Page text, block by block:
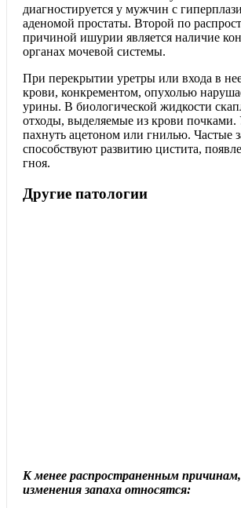
диагностируется у мужчин с
аденомой простаты. Второй по
причиной ишурии является наличие
органах мочевой системы.
При перекрытии уретры или входа в
крови, конкрементом, опухолью
урины. В биологической жидкости
отходы, выделяемые из крови почками.
пахнуть ацетоном или гнилью. Частые
способствуют развитию цистита,
гноя.
Другие патологии
К менее распространенным
изменения запаха относятся: